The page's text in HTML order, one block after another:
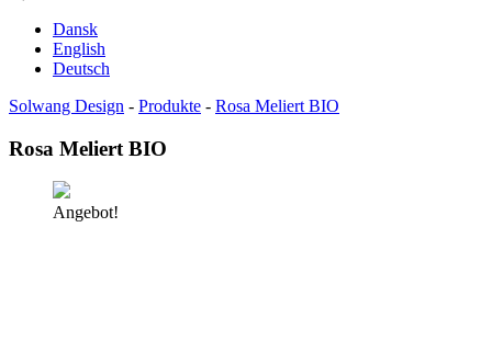
Dansk
English
Deutsch
Solwang Design - Produkte - Rosa Meliert BIO
Rosa Meliert BIO
Angebot!